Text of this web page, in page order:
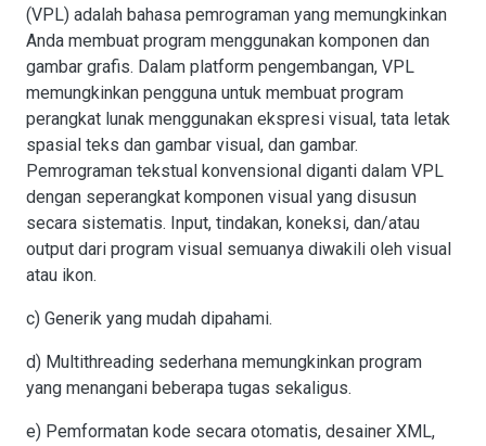
(VPL) adalah bahasa pemrograman yang memungkinkan
Anda membuat program menggunakan komponen dan
gambar grafis. Dalam platform pengembangan, VPL
memungkinkan pengguna untuk membuat program
perangkat lunak menggunakan ekspresi visual, tata letak
spasial teks dan gambar visual, dan gambar.
Pemrograman tekstual konvensional diganti dalam VPL
dengan seperangkat komponen visual yang disusun
secara sistematis. Input, tindakan, koneksi, dan/atau
output dari program visual semuanya diwakili oleh visual
atau ikon.
c) Generik yang mudah dipahami.
d) Multithreading sederhana memungkinkan program
yang menangani beberapa tugas sekaligus.
e) Pemformatan kode secara otomatis, desainer XML,